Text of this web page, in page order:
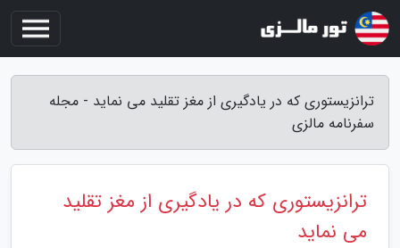
ترانزیستوری که در یادگیری از مغز تقلید می نماید - مجله
سفرنامه مالزی
ترانزیستوری که در یادگیری از مغز تقلید
می نماید